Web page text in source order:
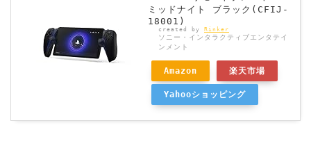
ミッドナイト ブラック(CFIJ-
18001)
created by Rinker
ソニー・インタラクティブエンタテイ
ンメント
Amazon 楽天市場
Yahooショッピング